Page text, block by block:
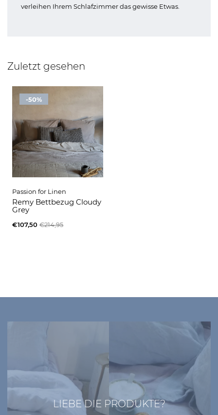
verleihen Ihrem Schlafzimmer das gewisse Etwas.
Zuletzt gesehen
-50%
Passion for Linen
Remy Bettbezug Cloudy
Grey
€107,50 €214,95
LIEBE DIE PRODUKTE?